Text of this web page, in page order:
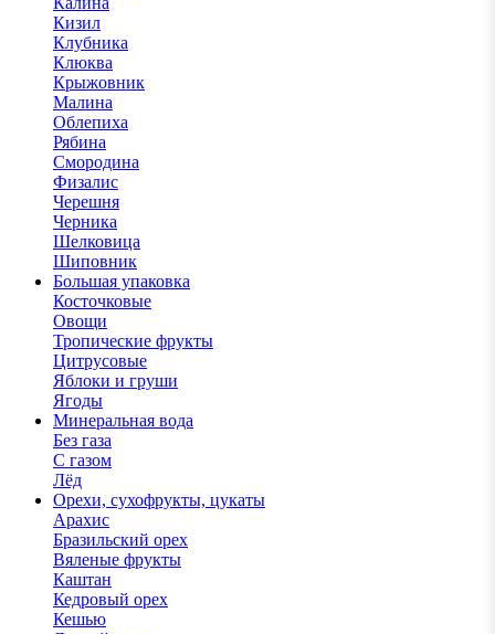
Кизил
Клубника
Клюква
Крыжовник
Малина
Облепиха
Рябина
Смородина
Физалис
Черешня
Черника
Шелковица
Шиповник
Большая упаковка
Косточковые
Овощи
Тропические фрукты
Цитрусовые
Яблоки и груши
Ягоды
Минеральная вода
Без газа
С газом
Лёд
Орехи, сухофрукты, цукаты
Арахис
Бразильский орех
Вяленые фрукты
Каштан
Кедровый орех
Кешью